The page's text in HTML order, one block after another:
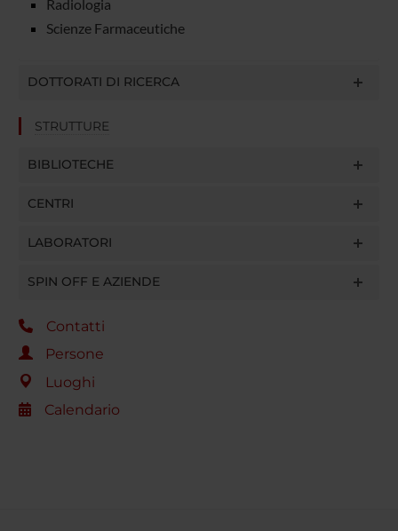
Radiologia
Scienze Farmaceutiche
DOTTORATI DI RICERCA
STRUTTURE
BIBLIOTECHE
CENTRI
LABORATORI
SPIN OFF E AZIENDE
Contatti
Persone
Luoghi
Calendario